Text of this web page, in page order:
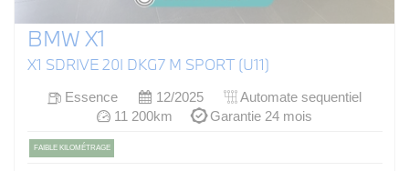
BMW X1
X1 SDRIVE 20I DKG7 M SPORT (U11)
Essence 12/2025
Automate sequentiel
11 200km
Garantie 24 mois
FAIBLE KILOMÉTRAGE